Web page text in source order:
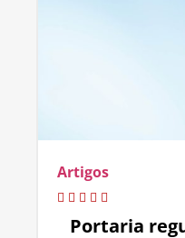
Artigos
Portaria